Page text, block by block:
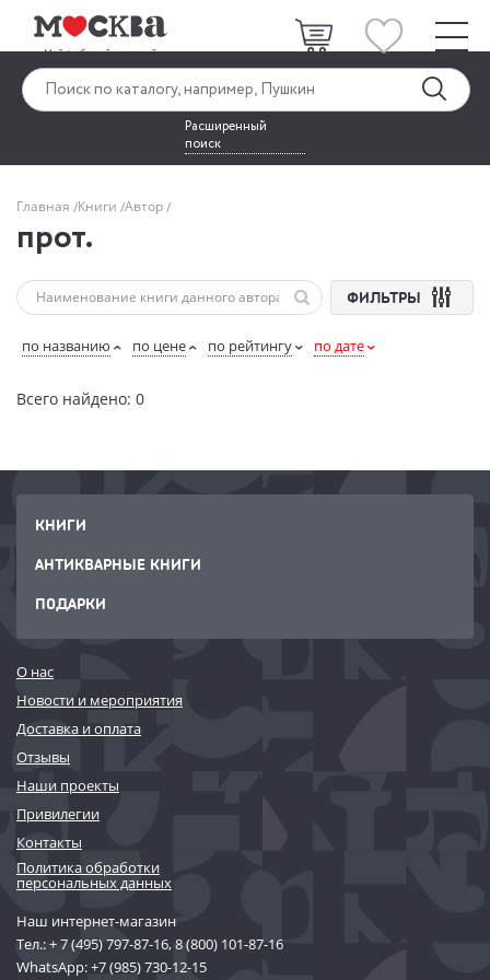
Расширенный
поиск
Главная Книги Автор
прот.
ФИЛЬТРЫ
по названию по цене по рейтингу по дате
Всего найдено: 0
КНИГИ
АНТИКВАРНЫЕ КНИГИ
ПОДАРКИ
О нас
Новости и мероприятия
Доставка и оплата
Отзывы
Наши проекты
Привилегии
Контакты
Политика обработки
персональных данных
Наш интернет-магазин
Тел.:+ 7 (495) 797-87-16,8 (800) 101-87-16
WhatsApp:+7 (985) 730-12-15